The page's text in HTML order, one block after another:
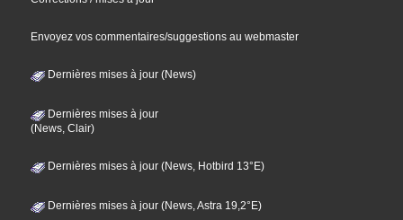
Envoyez vos commentaires/suggestions au webmaster
Dernières mises à jour (News)
Dernières mises à jour
(News, Clair)
Dernières mises à jour (News, Hotbird 13°E)
Dernières mises à jour (News, Astra 19,2°E)